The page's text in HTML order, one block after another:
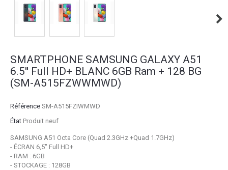
SMARTPHONE SAMSUNG GALAXY A51
6.5'' Full HD+ BLANC 6GB Ram + 128 BG
(SM-A515FZWWMWD)
Référence SM-A515FZIWMWD
État Produit neuf
SAMSUNG A51 Octa Core (Quad 2.3GHz +Quad 1.7GHz)
- ÉCRAN 6,5" Full HD+
- RAM : 6GB
- STOCKAGE : 128GB